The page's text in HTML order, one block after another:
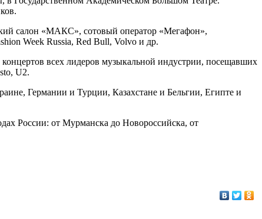
салон «МАКС», сотовый оператор «Мегафон»,
Week Russia, Red Bull, Volvo и др.
всех лидеров музыкальной индустрии, посещавших
U2.
Германии и Турции, Казахстане и Бельгии, Египте и
России: от Мурманска до Новороссийска, от